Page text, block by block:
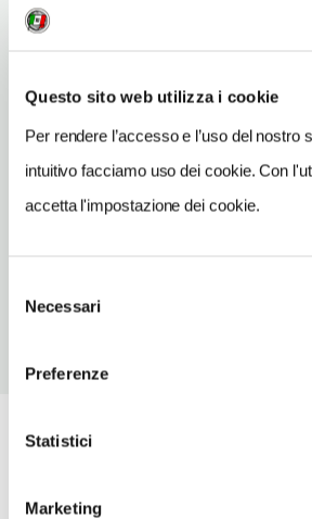
Questo sito web utilizza i cookie
Per rendere l’accesso e l’uso del nostro
intuitivo facciamo uso dei cookie. Con
accetta l'impostazione dei cookie.
delNecessari
Preferenze
Statistici
Marketing
SITO WEB
INDIRIZZO EMAIL
elenavanoncinithorne@gmail.com
TELEFONO
035782355